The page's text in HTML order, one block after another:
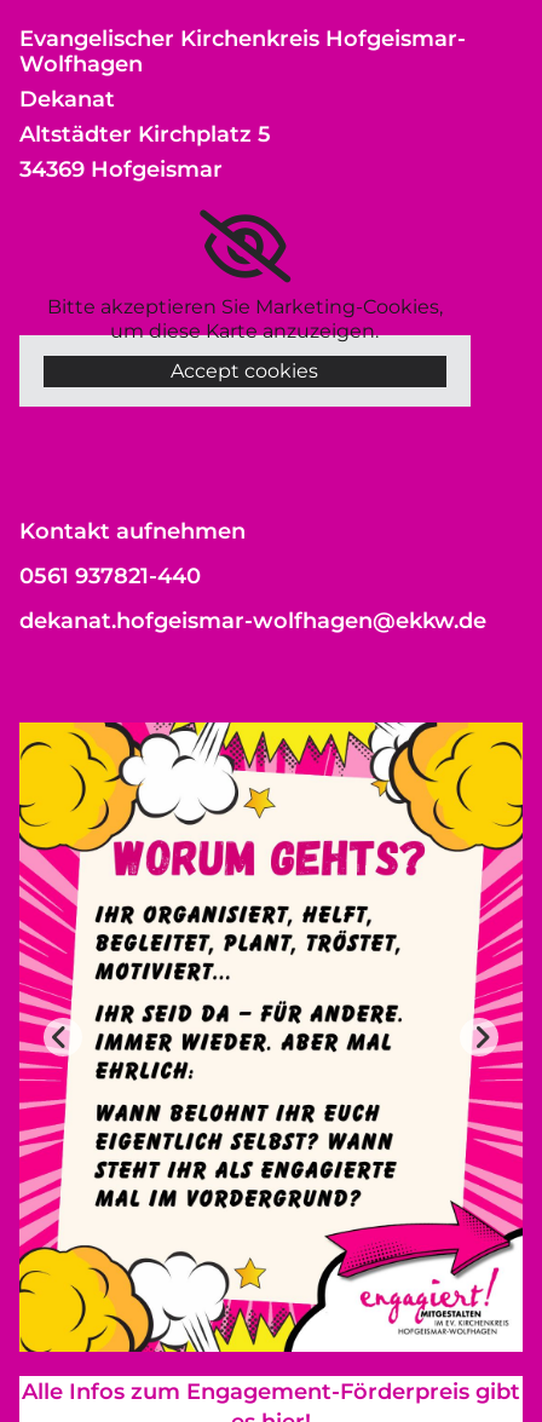
Evangelischer Kirchenkreis Hofgeismar-
Wolfhagen
Dekanat
Altstädter Kirchplatz 5
34369 Hofgeismar
Bitte akzeptieren Sie Marketing-Cookies,
um diese Karte anzuzeigen.
Accept cookies
Kontakt aufnehmen
0561 937821-440
dekanat.hofgeismar-wolfhagen@ekkw.de
Alle Infos zum Engagement-Förderpreis gibt